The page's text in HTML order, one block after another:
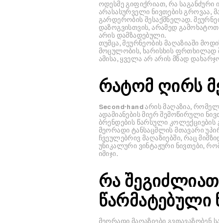
ოდესმე გიფიქრიათ, რა საგანძური
არასასურველი ნივთების გროვაა,
გარდერობის შესაქმნელად.
დაზოგვისთვის, არამედ
არის დამზადებული.
თუმცა, მეურნეობის მაღაზიაში
მოცულობის, ხარისხის ფრთხილად
ამისა, ყველა არ არის მზად
რატომ ღირს
Second-hand არის მაღაზია,
ადამიანების მიერ შემოწირული
ბრენდების წარსული კოლექციების
მეორადი ტანსაცმლის მთავარი
ჩვეულებრივ მაღაზიებში, რაც
უნიკალური ვინტაჟური ნივთები,
იმიჯი.
რა
წარმატებული
მეორადი მაღაზიები